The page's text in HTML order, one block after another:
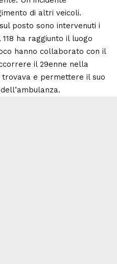
di altri veicoli.
posto sono intervenuti i
ha raggiunto il luogo
hanno collaborato con il
il 29enne nella
trovava e permettere il suo